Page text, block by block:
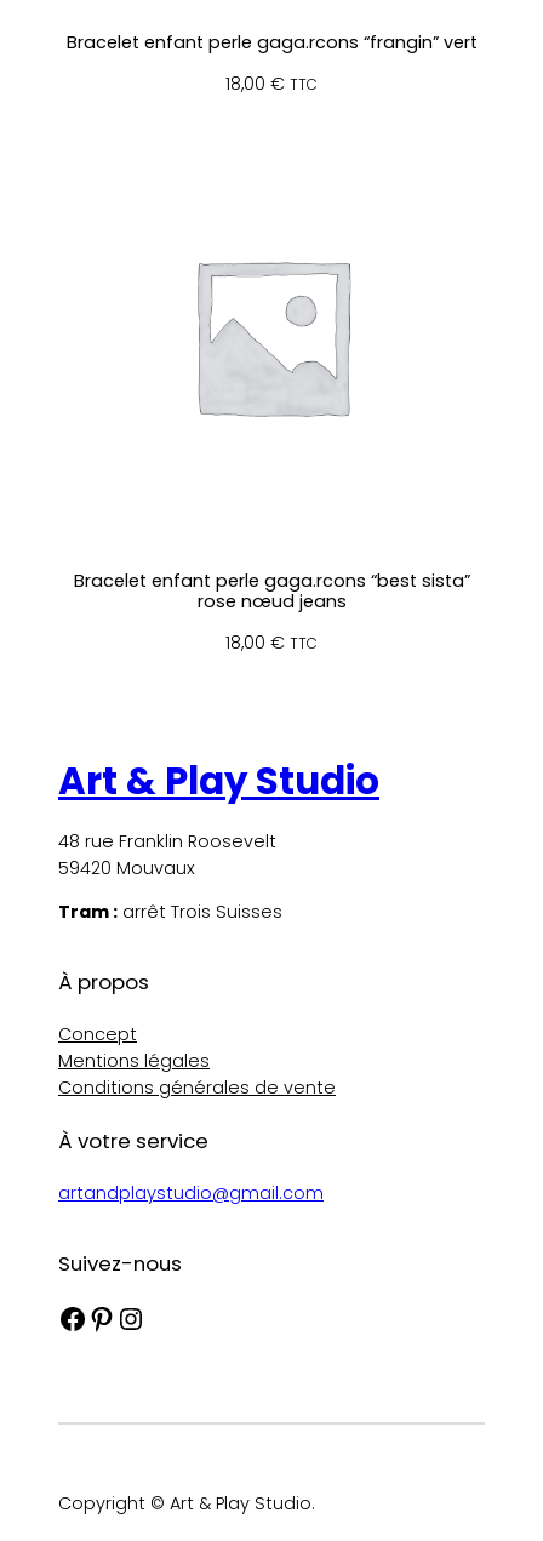
Bracelet enfant perle gaga.rcons “frangin” vert
18,00 € TTC
Bracelet enfant perle gaga.rcons “best sista”
rose nœud jeans
18,00 € TTC
Art & Play Studio
48 rue Franklin Roosevelt
59420 Mouvaux
Tram : arrêt Trois Suisses
À propos
Concept
Mentions légales
Conditions générales de vente
À votre service
artandplaystudio@gmail.com
Suivez-nous
Facebook Pinterest Instagram
Copyright © Art & Play Studio.